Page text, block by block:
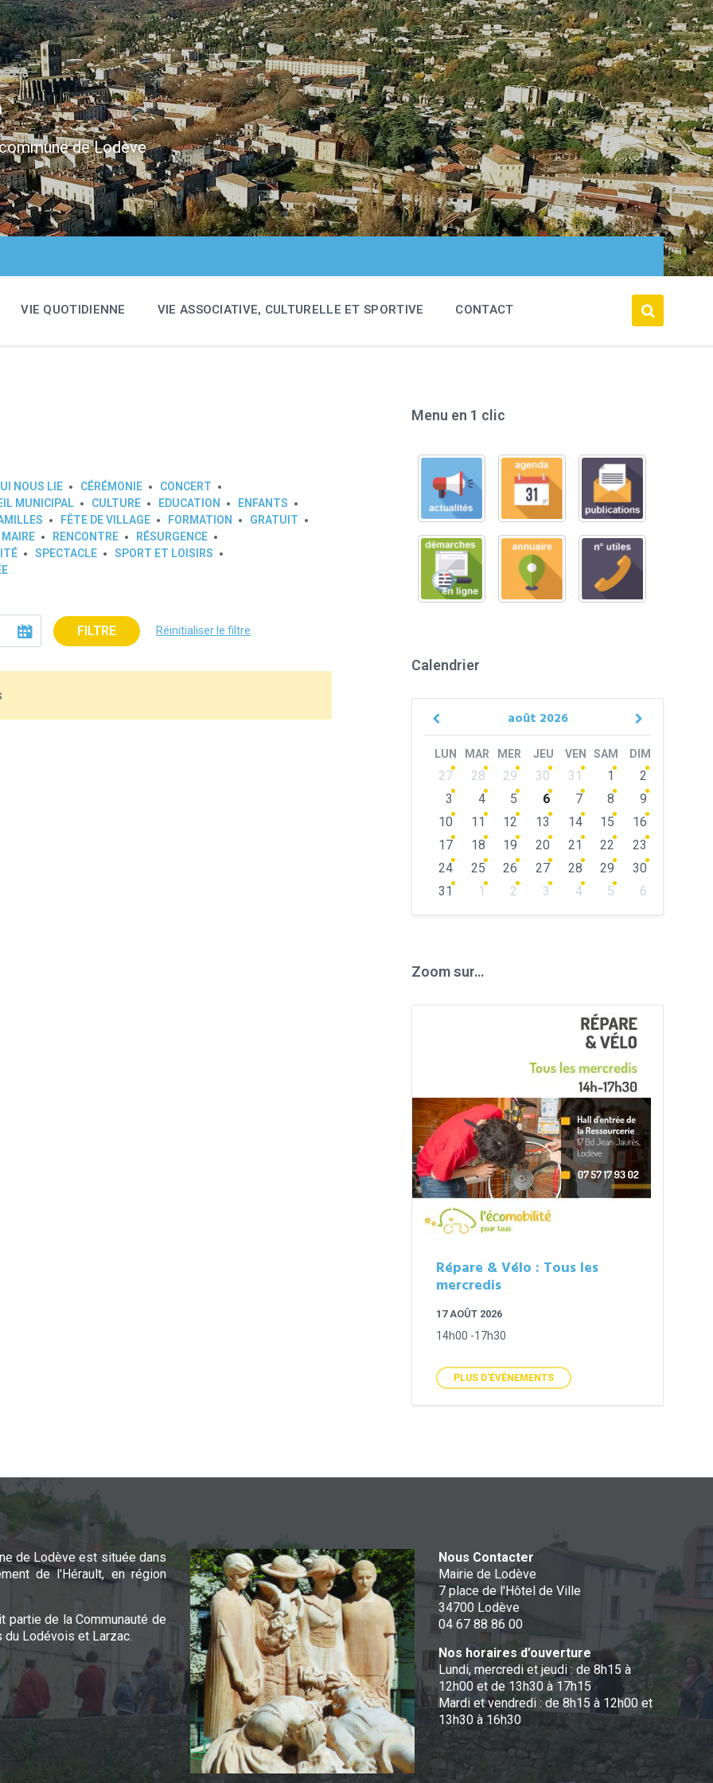
de Lodève
VIE QUOTIDIENNE VIE ASSOCIATIVE, CULTURELLE ET SPORTIVE CONTACT
NOUS LIE CÉRÉMONIE
CONCERT
MUNICIPAL CULTURE EDUCATION
ENFANTS
FÊTE DE VILLAGE FORMATION
GRATUIT
MAIRE RENCONTRE
RÉSURGENCE
SPECTACLE
SPORT ET LOISIRS
FILTRE Réinitialiser le filtre
Menu en 1 clic
Calendrier
août 2026
Previous
Next
LUN MAR MER JEU VEN SAM DIM
Skip
calendar
days
27 28 29 30 31 1
2
3
4 5 6 7 8
9
10
11 12 13 14 15
16
17
18 19 20 21 22
23
24
25 26 27 28 29
30
31
1 2 3 4 5
6
Zoom sur…
Répare & Vélo : Tous les
mercredis
17 AOÛT 2026
14h00 -17h30
PLUS D'ÉVÉNEMENTS
de Lodève est située dans
de l'Hérault, en région
partie de la Communauté de
du Lodévois et Larzac.
Nous Contacter
Mairie de Lodève
7 place de l'Hôtel de Ville
34700 Lodève
04 67 88 86 00
Nos horaires d’ouverture
Lundi, mercredi et jeudi : de 8h15 à
12h00 et de 13h30 à 17h15
Mardi et vendredi : de 8h15 à 12h00 et
13h30 à 16h30